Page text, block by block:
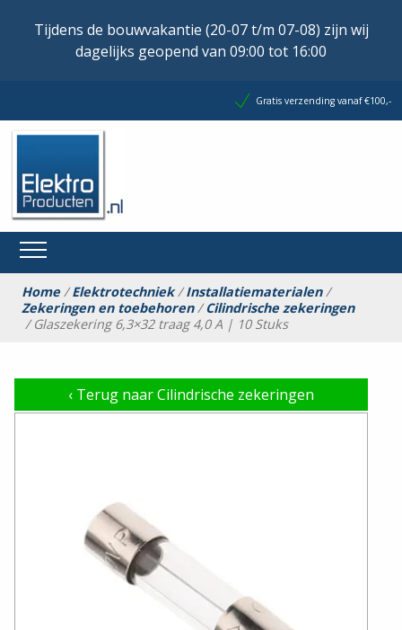
Tijdens de bouwvakantie (20-07 t/m 07-08) zijn wij
dagelijks geopend van 09:00 tot 16:00
Gratis verzending vanaf €100,-
Home/Elektrotechniek/Installatiematerialen/
Zekeringen en toebehoren/Cilindrische zekeringen
/ Glaszekering 6,3×32 traag 4,0 A | 10 Stuks
‹ Terug naar Cilindrische zekeringen